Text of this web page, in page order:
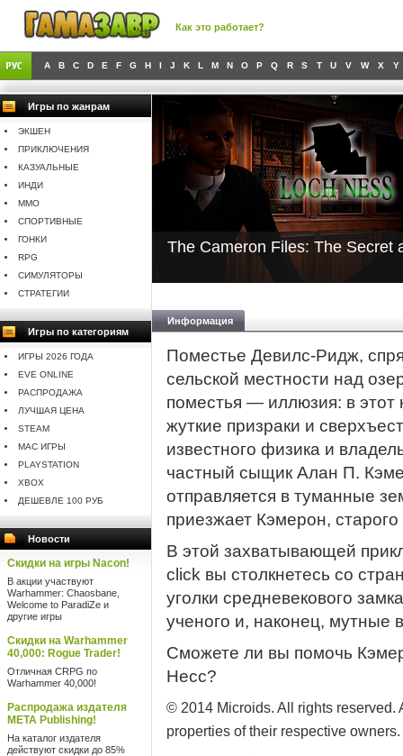
Как это работает?
A B C D E F G H I J K L M N O P Q R S T U V W X Y
Игры по жанрам
ЭКШЕН
ПРИКЛЮЧЕНИЯ
КАЗУАЛЬНЫЕ
ИНДИ
MMO
СПОРТИВНЫЕ
ГОНКИ
RPG
СИМУЛЯТОРЫ
СТРАТЕГИИ
Игры по категориям
ИГРЫ 2026 ГОДА
EVE ONLINE
РАСПРОДАЖА
ЛУЧШАЯ ЦЕНА
STEAM
MAC ИГРЫ
PLAYSTATION
XBOX
ДЕШЕВЛЕ 100 РУБ
Новости
Скидки на игры Nacon!
В акции участвуют
Warhammer: Chaosbane,
Welcome to ParadiZe и
другие игры
Скидки на Warhammer
40,000: Rogue Trader!
Отличная CRPG по
Warhammer 40,000!
Распродажа издателя
META Publishing!
На каталог издателя
действуют скидки до 85%
The Cameron Files: The Secret
Информация
Поместье Девилс-Ридж,
сельской местности над
поместья — иллюзия: в этот
жуткие призраки и
известного физика и
частный сыщик Алан П.
отправляется в туманные
приезжает Кэмерон,
В этой захватывающей
click вы столкнетесь со
уголки средневекового
ученого и, наконец, мутные
Сможете ли вы помочь
Несс?
© 2014 Microids. All rights reserved.
properties of their respective owners.